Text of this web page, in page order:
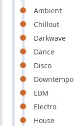
Ambient
Chillout
Darkwave
Dance
Disco
Downtempo
EBM
Electro
House